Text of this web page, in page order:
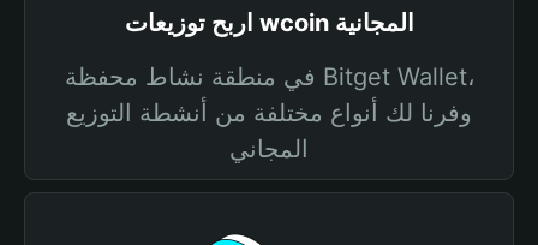
اربح توزيعات wcoin المجانية
في منطقة نشاط محفظة Bitget Wallet،
وفرنا لك أنواع مختلفة من أنشطة التوزيع
المجاني